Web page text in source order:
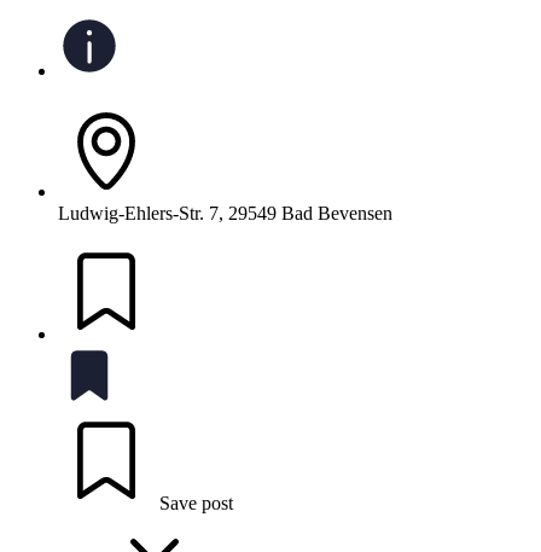
Ludwig-Ehlers-Str. 7, 29549 Bad Bevensen
Save post